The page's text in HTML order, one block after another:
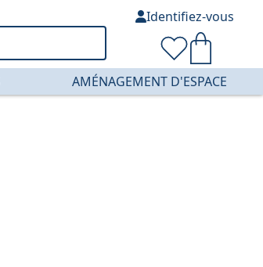
AMÉNAGEMENT D'ESPACE
Identifiez-vous